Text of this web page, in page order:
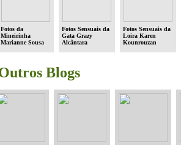
Fotos da
Mineirinha
Marianne Sousa
Fotos Sensuais da
Gata Grazy
Alcântara
Fotos Sensuais da
Loira Karen
Kounrouzan
Blogs